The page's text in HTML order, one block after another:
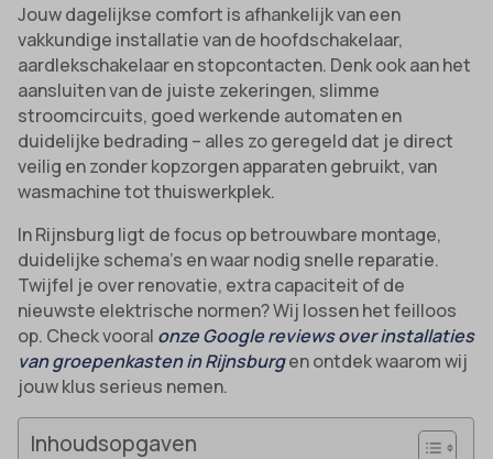
Jouw dagelijkse comfort is afhankelijk van een
vakkundige installatie van de hoofdschakelaar,
aardlekschakelaar en stopcontacten. Denk ook aan het
aansluiten van de juiste zekeringen, slimme
stroomcircuits, goed werkende automaten en
duidelijke bedrading – alles zo geregeld dat je direct
veilig en zonder kopzorgen apparaten gebruikt, van
wasmachine tot thuiswerkplek.
In Rijnsburg ligt de focus op betrouwbare montage,
duidelijke schema’s en waar nodig snelle reparatie.
Twijfel je over renovatie, extra capaciteit of de
nieuwste elektrische normen? Wij lossen het feilloos
op. Check vooral onze Google reviews over installaties
van groepenkasten in Rijnsburgen ontdek waarom wij
jouw klus serieus nemen.
Inhoudsopgaven